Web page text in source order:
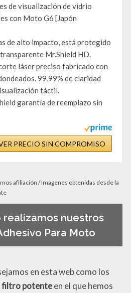
de visualización de vidrio
con Moto G6 [Japón
de alto impacto, está protegido
Mr.Shield HD.
láser preciso fabricado con
99,99% de claridad
táctil.
garantía de reemplazo sin
PRECIO SIN COMPROMISO
afiliación / Imágenes obtenidas desde la
realizamos nuestros
Para Moto
en esta web como los
filtro potenteen el que hemos